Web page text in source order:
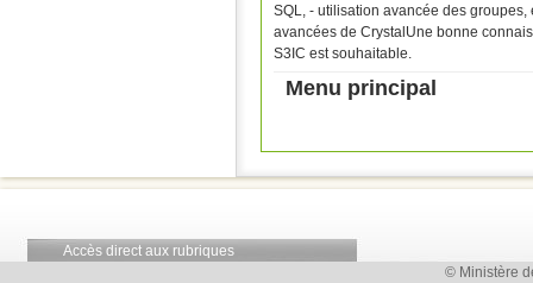
SQL, - utilisation avancée des
avancées de CrystalUne bonne
S3IC est souhaitable.
Menu principal
Accès direct aux rubriques
© Ministère